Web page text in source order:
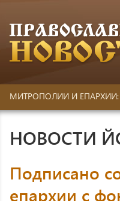
МИТРОПОЛИИ И ЕПАРХИИ:
НОВОСТИ
Подписано
епархии с